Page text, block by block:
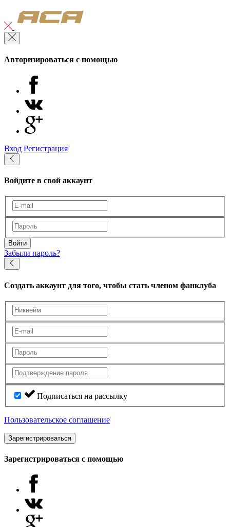
Авторизироваться с помощью
Вход Регистрация
Войдите в свой аккаунт
Войти
Забыли пароль?
Создать аккаунт для того, чтобы стать членом фанклуба
Подписаться на рассылку
Пользовательское соглашение
Зарегистрироваться
Зарегистрироваться с помощью